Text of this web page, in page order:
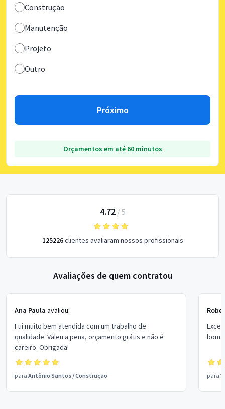
Construção
Manutenção
Projeto
Outro
Próximo
Orçamentos em até 60 minutos
4.72/ 5
125226clientes avaliaram nossos profissionais
Avaliações de quem contratou
Ana Paula avaliou:
Fui muito bem atendida com um trabalho de
qualidade. Valeu a pena, orçamento grátis e não é
careiro. Obrigada!
para Antônio Santos /Construção
bom
para